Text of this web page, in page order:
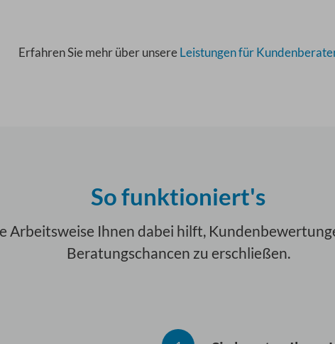
Erfahren Sie mehr über unsereLeistungen für
So funktioniert's
Arbeitsweise Ihnen dabei hilft,
Beratungschancen zu erschließen.